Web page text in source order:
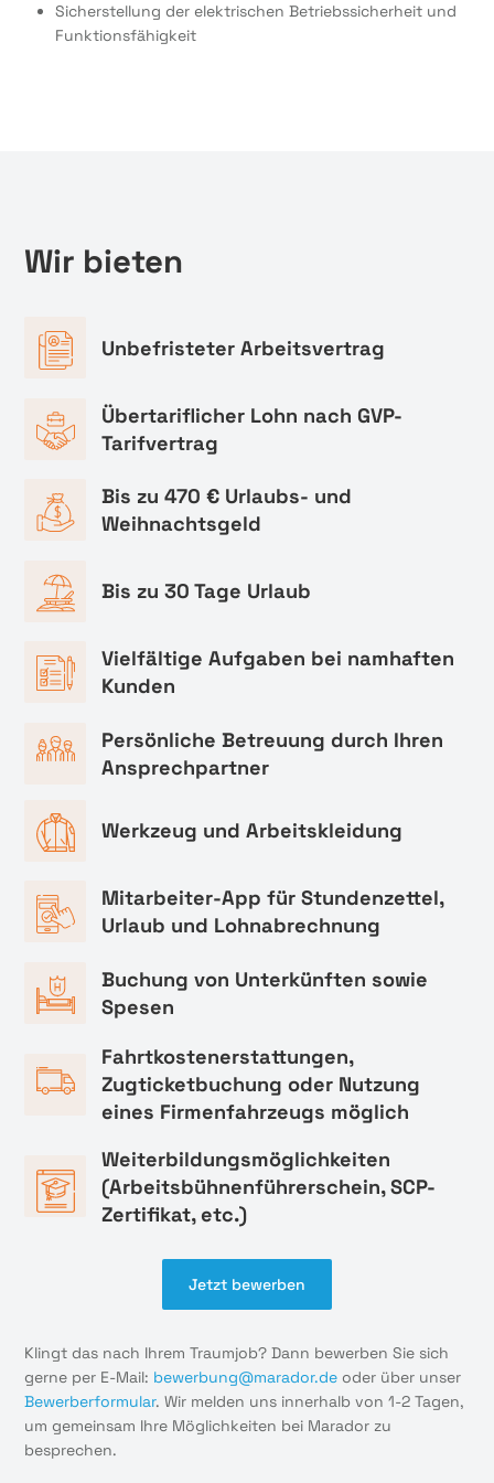
Sicherstellung der elektrischen Betriebssicherheit und
Funktionsfähigkeit
Wir bieten
Unbefristeter Arbeitsvertrag
Übertariflicher Lohn nach GVP-
Tarifvertrag
Bis zu 470 € Urlaubs- und
Weihnachtsgeld
Bis zu 30 Tage Urlaub
Vielfältige Aufgaben bei namhaften
Kunden
Persönliche Betreuung durch Ihren
Ansprechpartner
Werkzeug und Arbeitskleidung
Mitarbeiter-App für Stundenzettel,
Urlaub und Lohnabrechnung
Buchung von Unterkünften sowie
Spesen
Fahrtkostenerstattungen,
Zugticketbuchung oder Nutzung
eines Firmenfahrzeugs möglich
Weiterbildungsmöglichkeiten
(Arbeitsbühnenführerschein, SCP-
Zertifikat, etc.)
Jetzt bewerben
Klingt das nach Ihrem Traumjob? Dann bewerben Sie sich
gerne per E-Mail: bewerbung@marador.de oder über unser
Bewerberformular. Wir melden uns innerhalb von 1-2 Tagen,
um gemeinsam Ihre Möglichkeiten bei Marador zu
besprechen.